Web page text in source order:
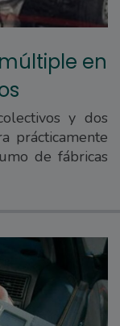
en
y dos
prácticamente
de fábricas